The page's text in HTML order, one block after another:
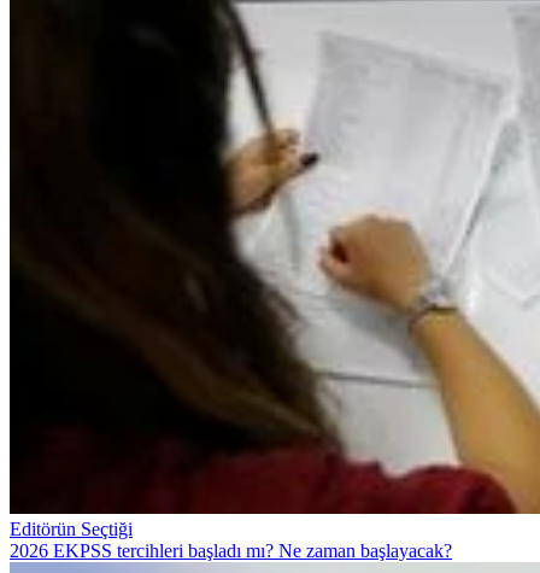
Editörün Seçtiği
2026 EKPSS tercihleri başladı mı? Ne zaman başlayacak?